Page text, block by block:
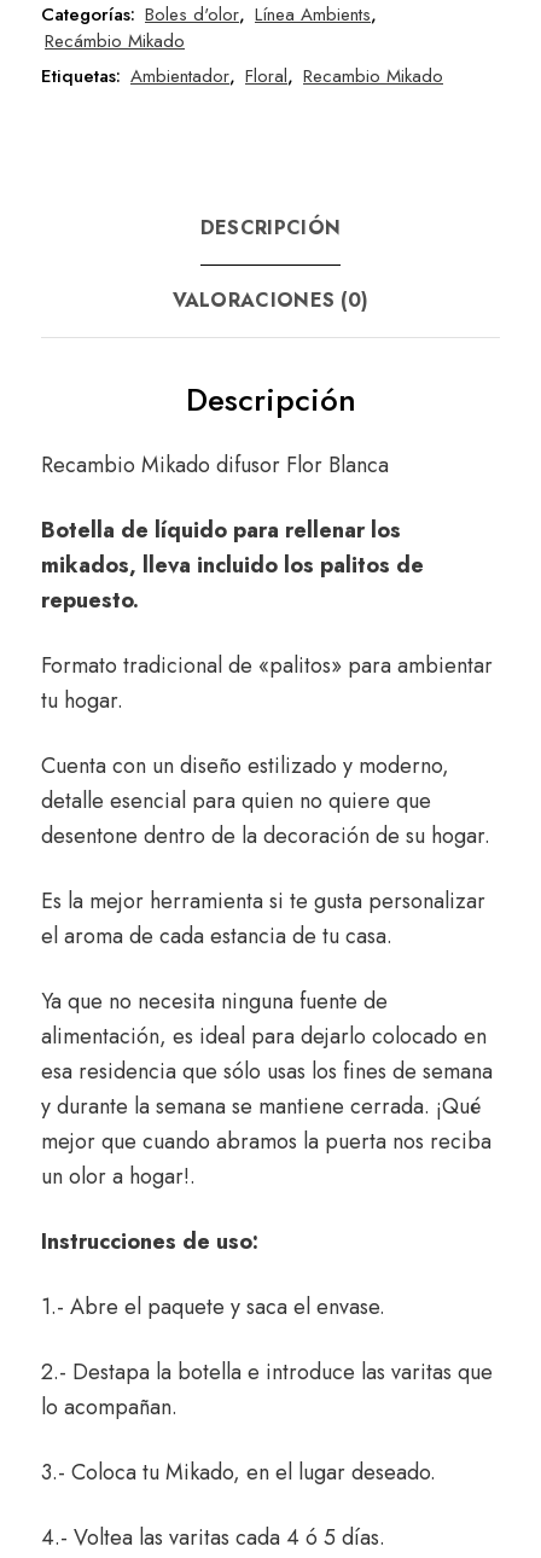
Categorías: Boles d'olor, Línea Ambients,
Recámbio Mikado
Etiquetas: Ambientador, Floral, Recambio Mikado
DESCRIPCIÓN
VALORACIONES (0)
Descripción
Recambio Mikado difusor Flor Blanca
Botella de líquido para rellenar los
mikados, lleva incluido los palitos de
repuesto.
Formato tradicional de «palitos» para ambientar
tu hogar.
Cuenta con un diseño estilizado y moderno,
detalle esencial para quien no quiere que
desentone dentro de la decoración de su hogar.
Es la mejor herramienta si te gusta personalizar
el aroma de cada estancia de tu casa.
Ya que no necesita ninguna fuente de
alimentación, es ideal para dejarlo colocado en
esa residencia que sólo usas los fines de semana
y durante la semana se mantiene cerrada. ¡Qué
mejor que cuando abramos la puerta nos reciba
un olor a hogar!.
Instrucciones de uso:
1.- Abre el paquete y saca el envase.
2.- Destapa la botella e introduce las varitas que
lo acompañan.
3.- Coloca tu Mikado, en el lugar deseado.
4.- Voltea las varitas cada 4 ó 5 días.